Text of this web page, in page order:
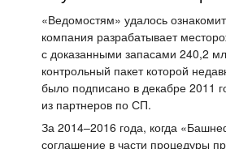
«Ведомостям» удалось
компания разрабатывает
с доказанными запасами 240,2
контрольный пакет которой
было подписано в декабре 2011
из партнеров по СП.
За 2014–2016 года, когда
соглашение в части процедуры